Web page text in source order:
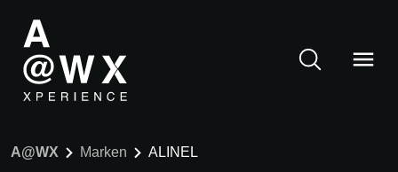
A@WX Marken ALINEL